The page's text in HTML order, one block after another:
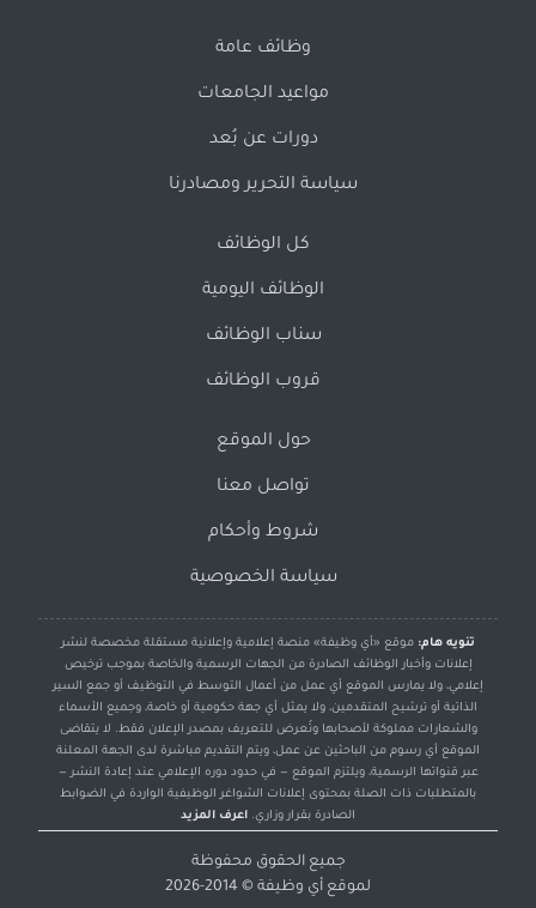
وظائف عامة
مواعيد الجامعات
دورات عن بُعد
سياسة التحرير ومصادرنا
كل الوظائف
الوظائف اليومية
سناب الوظائف
قروب الوظائف
حول الموقع
تواصل معنا
شروط وأحكام
سياسة الخصوصية
تنويه هام: موقع «أي وظيفة» منصة إعلامية وإعلانية مستقلة مخصصة لنشر
إعلانات وأخبار الوظائف الصادرة من الجهات الرسمية والخاصة بموجب ترخيص
إعلامي، ولا يمارس الموقع أي عمل من أعمال التوسط في التوظيف أو جمع السير
الذاتية أو ترشيح المتقدمين، ولا يمثل أي جهة حكومية أو خاصة، وجميع الأسماء
والشعارات مملوكة لأصحابها وتُعرض للتعريف بمصدر الإعلان فقط. لا يتقاضى
الموقع أي رسوم من الباحثين عن عمل، ويتم التقديم مباشرة لدى الجهة المعلنة
عبر قنواتها الرسمية، ويلتزم الموقع — في حدود دوره الإعلامي عند إعادة النشر —
بالمتطلبات ذات الصلة بمحتوى إعلانات الشواغر الوظيفية الواردة في الضوابط
الصادرة بقرار وزاري. اعرف المزيد
جميع الحقوق محفوظة
لموقع أي وظيفة © 2014-2026